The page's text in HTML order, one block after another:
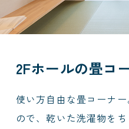
2Fホールの畳コ
使い方自由な畳コーナ
ので、乾いた洗濯物を